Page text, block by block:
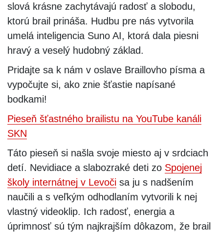
slová krásne zachytávajú radosť a slobodu,
ktorú brail prináša. Hudbu pre nás vytvorila
umelá inteligencia Suno AI, ktorá dala piesni
hravý a veselý hudobný základ.
Pridajte sa k nám v oslave Braillovho písma a
vypočujte si, ako znie šťastie napísané
bodkami!
Pieseň šťastného brailistu na YouTube kanáli
SKN
Táto pieseň si našla svoje miesto aj v srdciach
detí. Nevidiace a slabozraké deti zo Spojenej
školy internátnej v Levoči sa ju s nadšením
naučili a s veľkým odhodlaním vytvorili k nej
vlastný videoklip. Ich radosť, energia a
úprimnosť sú tým najkrajším dôkazom, že brail